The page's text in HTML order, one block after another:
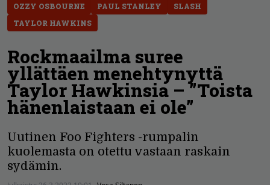
OZZY OSBOURNE
PAUL STANLEY
SLASH
TAYLOR HAWKINS
Rockmaailma suree
yllättäen menehtynyttä
Taylor Hawkinsia – ”Toista
hänenlaistaan ei ole”
Uutinen Foo Fighters -rumpalin
kuolemasta on otettu vastaan raskain
sydämin.